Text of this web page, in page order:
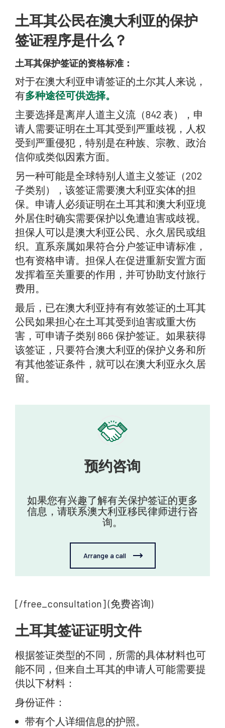
土耳其公民在澳大利亚的保护
签证程序是什么？
土耳其保护签证的资格标准：
对于在澳大利亚申请签证的土尔其人来说，
有多种途径可供选择。
主要选择是离岸人道主义流（842 表），申
请人需要证明在土耳其受到严重歧视，人权
受到严重侵犯，特别是在种族、宗教、政治
信仰或类似因素方面。
另一种可能是全球特别人道主义签证（202
子类别），该签证需要澳大利亚实体的担
保。申请人必须证明在土耳其和澳大利亚境
外居住时确实需要保护以免遭迫害或歧视。
担保人可以是澳大利亚公民、永久居民或组
织。直系亲属如果符合分户签证申请标准，
也有资格申请。担保人在促进重新安置方面
发挥着至关重要的作用，并可协助支付旅行
费用。
最后，已在澳大利亚持有有效签证的土耳其
公民如果担心在土耳其受到迫害或重大伤
害，可申请子类别 866 保护签证。如果获得
该签证，只要符合澳大利亚的保护义务和所
有其他签证条件，就可以在澳大利亚永久居
留。
预约咨询
如果您有兴趣了解有关保护签证的更多
信息，请联系澳大利亚移民律师进行咨
询。
Arrange a call
[/free_consultation] (免费咨询)
土耳其签证证明文件
根据签证类型的不同，所需的具体材料也可
能不同，但来自土耳其的申请人可能需要提
供以下材料：
身份证件：
带有个人详细信息的护照。